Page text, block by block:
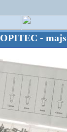
- majster